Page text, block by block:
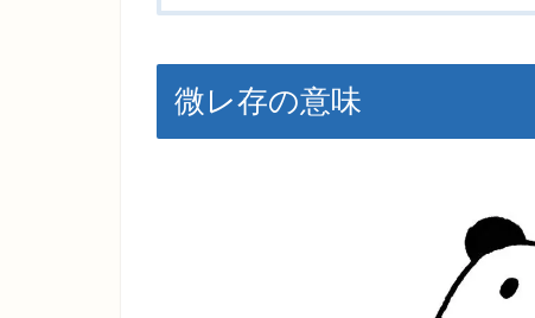
微レ存の意味